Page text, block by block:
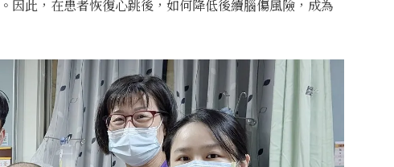
因此，在患者恢復心跳後，如何降低後續腦傷風險，成為